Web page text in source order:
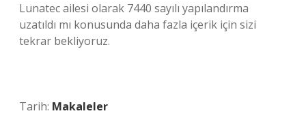
Lunatec ailesi olarak 7440 sayılı yapılandırma
uzatıldı mı konusunda daha fazla içerik için sizi
tekrar bekliyoruz.
Tarih: Makaleler